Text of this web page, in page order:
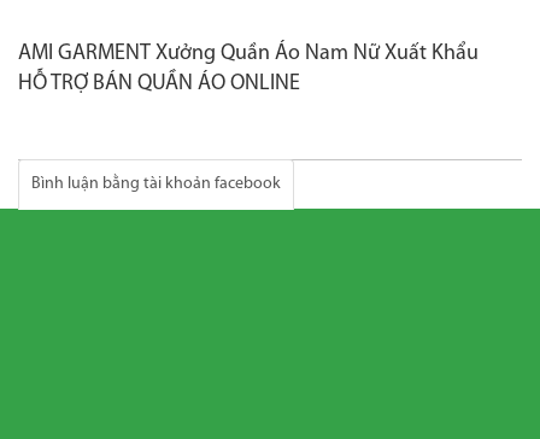
AMI GARMENT Xưởng Quần Áo Nam Nữ Xuất Khẩu
HỖ TRỢ BÁN QUẦN ÁO ONLINE
Bình luận bằng tài khoản facebook